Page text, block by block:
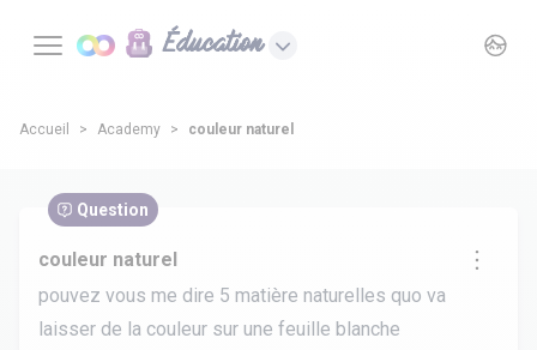
Éducation
Accueil Academy couleur naturel
Question
couleur naturel
pouvez vous me dire 5 matière naturelles quo va
laisser de la couleur sur une feuille blanche